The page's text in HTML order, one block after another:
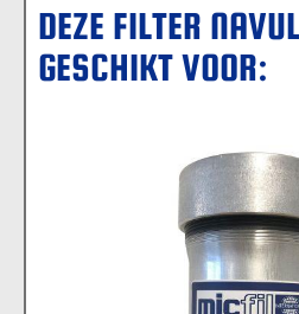
DEZE FILTER
GESCHIKT VOOR: